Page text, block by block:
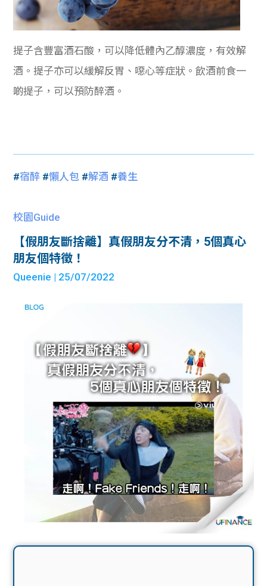
提子含豐富酒石酸，可以降低體內乙醇濃度，有效解
酒。提子亦可以緩解反胃、噁心等症狀。飲酒前食一
啲提子，可以預防醉酒。
#宿醉 #懶人包 #解酒 #養生
校園Guide
【假朋友斷捨離】真假朋友分不清，5個真心
朋友個特徵！
Queenie | 25/07/2022